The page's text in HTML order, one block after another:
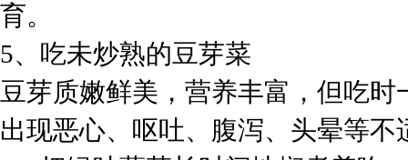
育。
5、吃未炒熟的豆芽菜
豆芽质嫩鲜美，营养丰富，但吃
出现恶心、呕吐、腹泻、头晕等不